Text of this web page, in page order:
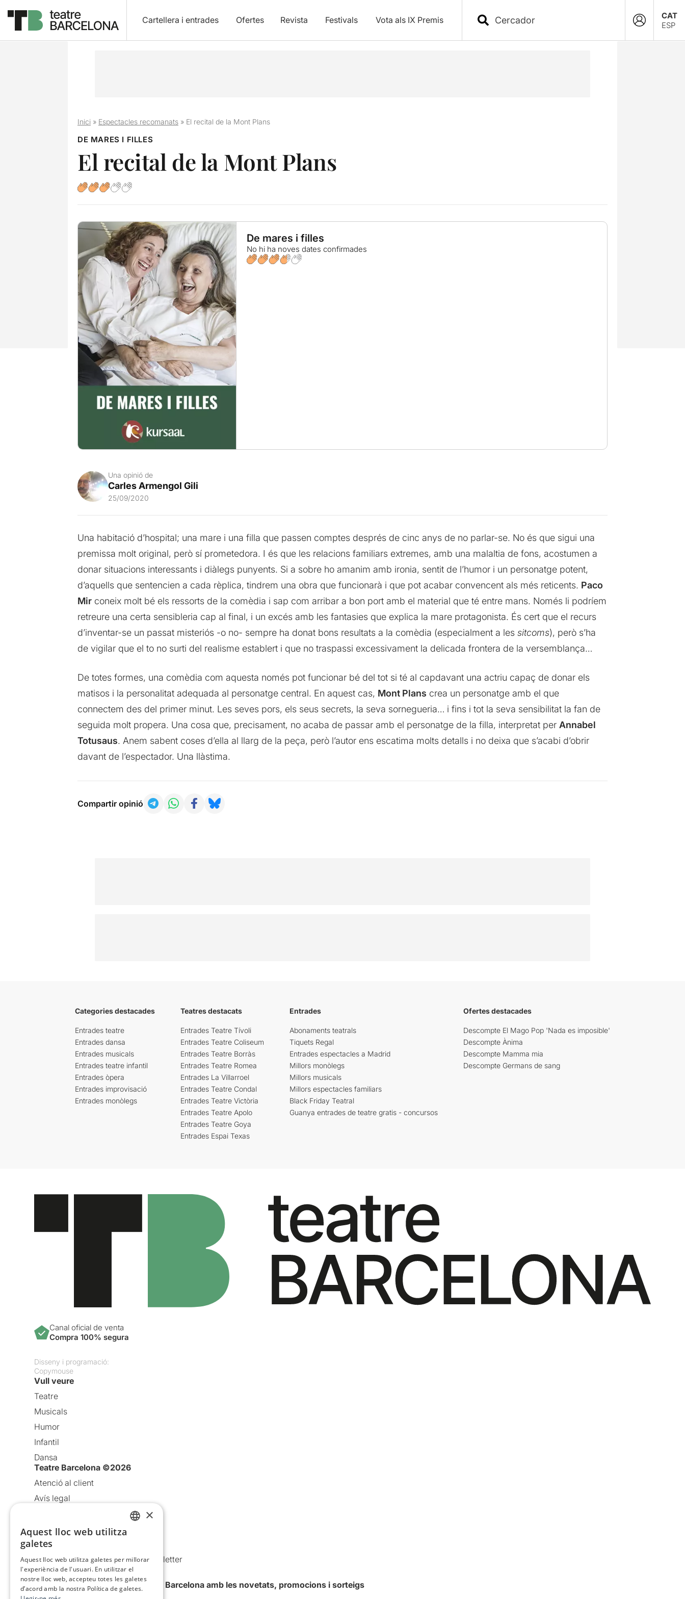
Cartellera i entrades Ofertes Revista Festivals Vota als IX Premis
CAT
ESP
Inici» Espectacles recomanats» El recital de la Mont Plans
DE MARES I FILLES
El recital de la Mont Plans
De mares i filles
No hi ha noves dates confirmades
Una opinió de
Carles Armengol Gili
25/09/2020
Una habitació d’hospital; una mare i una filla que passen comptes després de cinc anys de no parlar-se. No és que sigui una
premissa molt original, però sí prometedora. I és que les relacions familiars extremes, amb una malaltia de fons, acostumen a
donar situacions interessants i diàlegs punyents. Si a sobre ho amanim amb ironia, sentit de l’humor i un personatge potent,
d’aquells que sentencien a cada rèplica, tindrem una obra que funcionarà i que pot acabar convencent als més reticents. Paco
Mirconeix molt bé els ressorts de la comèdia i sap com arribar a bon port amb el material que té entre mans. Només li podríem
retreure una certa sensibleria cap al final, i un excés amb les fantasies que explica la mare protagonista. És cert que el recurs
d’inventar-se un passat misteriós -o no- sempre ha donat bons resultats a la comèdia (especialment a les sitcoms), però s’ha
de vigilar que el to no surti del realisme establert i que no traspassi excessivament la delicada frontera de la versemblança…
De totes formes, una comèdia com aquesta només pot funcionar bé del tot si té al capdavant una actriu capaç de donar els
matisos i la personalitat adequada al personatge central. En aquest cas, Mont Plans crea un personatge amb el que
connectem des del primer minut. Les seves pors, els seus secrets, la seva sornegueria… i fins i tot la seva sensibilitat la fan de
seguida molt propera. Una cosa que, precisament, no acaba de passar amb el personatge de la filla, interpretat per Annabel
Totusaus. Anem sabent coses d’ella al llarg de la peça, però l’autor ens escatima molts detalls i no deixa que s’acabi d’obrir
davant de l’espectador. Una llàstima.
Compartir opinió
Categories destacades
Entrades teatre
Entrades dansa
Entrades musicals
Entrades teatre infantil
Entrades òpera
Entrades improvisació
Entrades monòlegs
Teatres destacats
Entrades Teatre Tívoli
Entrades Teatre Coliseum
Entrades Teatre Borràs
Entrades Teatre Romea
Entrades La Villarroel
Entrades Teatre Condal
Entrades Teatre Victòria
Entrades Teatre Apolo
Entrades Teatre Goya
Entrades Espai Texas
Entrades
Abonaments teatrals
Tiquets Regal
Entrades espectacles a Madrid
Millors monòlegs
Millors musicals
Millors espectacles familiars
Black Friday Teatral
Guanya entrades de teatre gratis - concursos
Ofertes destacades
Descompte El Mago Pop 'Nada es imposible'
Descompte Ànima
Descompte Mamma mia
Descompte Germans de sang
Canal oficial de venta
Compra 100% segura
Disseny i programació:
Copymouse
Vull veure
Teatre
Musicals
Humor
Infantil
Dansa
Teatre Barcelona ©2026
Atenció al client
Avís legal
Política de cookies
Condicions d’ús
Comunicacions comercials i Newsletter
Anuncia’t
Vull rebre la newsletter de Teatre Barcelona amb les novetats, promocions i sorteigs
×
Aquest lloc web utilitza
galetes
Aquest lloc web utilitza galetes per millorar
l'experiència de l'usuari. En utilitzar el
nostre lloc web, accepteu totes les galetes
d’acord amb la nostra Política de galetes.